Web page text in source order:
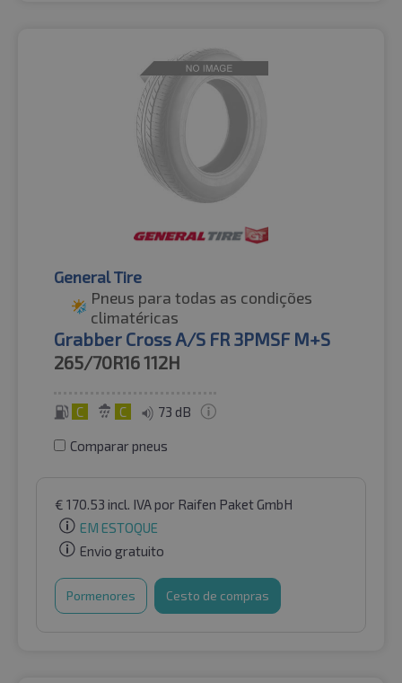
General Tire
Pneus para todas as condições
climatéricas
Grabber Cross A/S FR 3PMSF M+S
265/70R16112H
C C 73 dB
Comparar pneus
€ 170.53 incl. IVApor Raifen Paket GmbH
EM ESTOQUE
Envio gratuito
Pormenores Cesto de compras